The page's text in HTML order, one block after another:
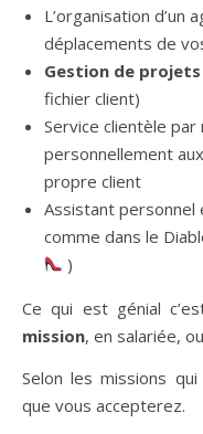
L’organisation d’un
déplacements de
Gestion de projets
fichier client)
Service clientèle
personnellement
propre client
Assistant personnel
comme dans le
)
Ce qui est génial
mission, en salariée,
Selon les missions
que vous accepterez.